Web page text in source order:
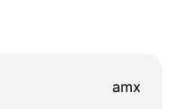
amx